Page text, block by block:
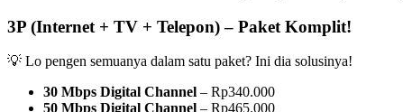
3P (Internet + TV + Telepon) – Paket Komplit!
💡 Lo pengen semuanya dalam satu paket? Ini dia solusinya!
30 Mbps Digital Channel – Rp340.000
50 Mbps Digital Channel – Rp465.000